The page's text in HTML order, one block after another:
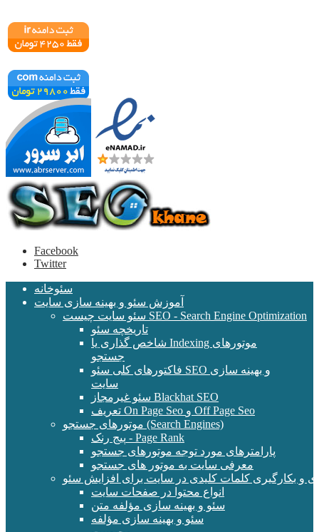
Facebook
Twitter
سئوخانه
آموزش سئو و بهینه سازی سایت
سئو سایت چیست SEO - Search Engine Optimization
تاریخچه سئو
شاخص گذاری یا Indexing موتورهای
جستجو
فاکتورهای کلی سئو SEO و بهینه سازی
سایت
سئو غیرمجاز Blackhat SEO
تعریف On Page Seo و Off Page Seo
موتورهای جستجو (Search Engines)
پیج رنک - Page Rank
پارامترهای مورد توجه موتورهای جستجو
معرفی سایت به موتور های جستجو
و بکارگیری کلمات کلیدی در سایت برای افزایش سئو
انواع محتوا در صفحات سایت
سئو و بهینه سازی مؤلفه متن
سئو و بهینه سازی مؤلفه